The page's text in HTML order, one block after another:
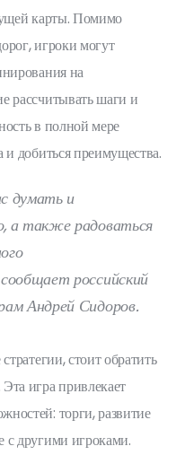
карты. Помимо
игроки могут
на
рассчитывать шаги и
в полной мере
и добиться преимущества.
думать и
а также радоваться
российский
Андрей Сидоров.
стоит обратить
. Эта игра привлекает
торги, развитие
с другими игроками.